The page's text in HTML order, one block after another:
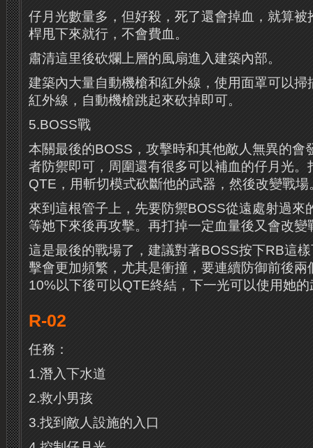
仔月光數量多，但好殺，死了還會掉血，就算被
桿甩下來就行，不會費血。
肅清這里後砍爛上層的風扇進入建築內部。
建築內大量自動機槍和紅外線，使用面罩可以掃
紅外線，自動機槍跳起來砍掉即可。
5.BOSS戰
本關最後的BOSS，攻擊時和其他敵人無異的會
者防禦即可，周圍還有很多可以補血的仔月光
QTE，用斬切模式砍斷他的武器，然後改變戰場
來到這根管子上，先要防禦BOSS從遠處射過來
等她下來後再攻擊。再打掉一定血量後又會改變
這是最後的戰場了，建議對著BOSS按下RB這
擊會更加頻繁，尤其是衝撞，要連續防御前後
10%以下後可以QTE終結，下一光可以使用她的
R-02
任務：
1.潛入下水道
2.救小男孩
3.找到敵人設施的入口